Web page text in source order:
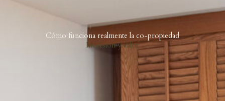
Cómo funciona realmente la co-propiedad
Inversión y valor